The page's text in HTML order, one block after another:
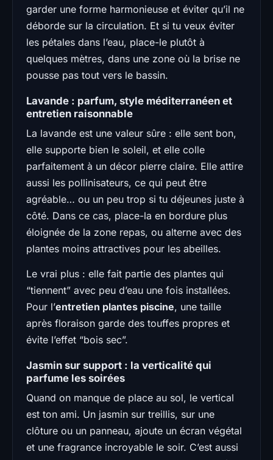
garder une forme harmonieuse et éviter qu’il ne
déborde sur la circulation. Et si tu veux éviter
les pétales dans l’eau, place-le plutôt à
quelques mètres, dans une zone où la brise ne
pousse pas tout vers le bassin.
Lavande : parfum, style méditerranéen et
entretien raisonnable
La lavande est une valeur sûre : elle sent bon,
elle supporte bien le soleil, et elle colle
parfaitement à un décor pierre claire. Elle attire
aussi les pollinisateurs, ce qui peut être
agréable… ou un peu trop si tu déjeunes juste à
côté. Dans ce cas, place-la en bordure plus
éloignée de la zone repas, ou alterne avec des
plantes moins attractives pour les abeilles.
Le vrai plus : elle fait partie des plantes qui
“tiennent” avec peu d’eau une fois installées.
Pour l’entretien plantes piscine, une taille
après floraison garde des touffes propres et
évite l’effet “bois sec”.
Jasmin sur support : la verticalité qui
parfume les soirées
Quand on manque de place au sol, le vertical
est ton ami. Un jasmin sur treillis, sur une
clôture ou un panneau, ajoute un écran végétal
et une fragrance incroyable le soir. C’est aussi